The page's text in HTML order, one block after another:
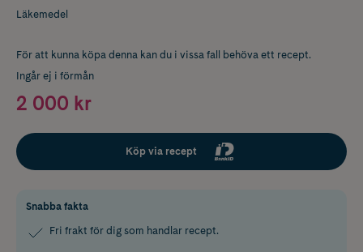
Läkemedel
För att kunna köpa denna kan du i vissa fall behöva ett recept.
Ingår ej i förmån
2 000 kr
Köp via recept
Snabba fakta
Fri frakt för dig som handlar recept.